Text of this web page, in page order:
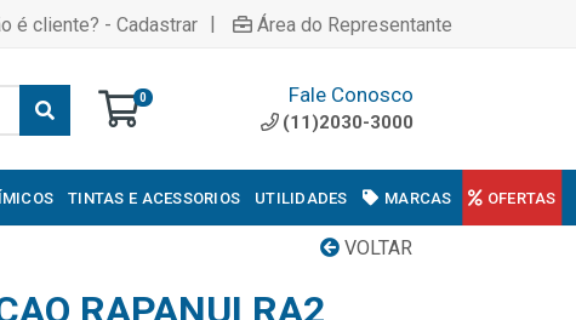
é cliente? - Cadastrar | Área do Representante
0 Fale Conosco
(11)2030-3000
TINTAS E ACESSORIOS UTILIDADES MARCAS OFERTAS
VOLTAR
RAPANUI RA2